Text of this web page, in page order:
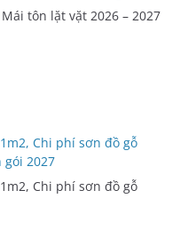
tôn lặt vặt 2026 – 2027
Chi phí sơn đồ gỗ
2027
Chi phí sơn đồ gỗ